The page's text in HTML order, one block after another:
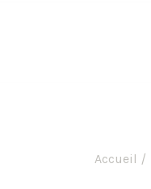
Accueil /